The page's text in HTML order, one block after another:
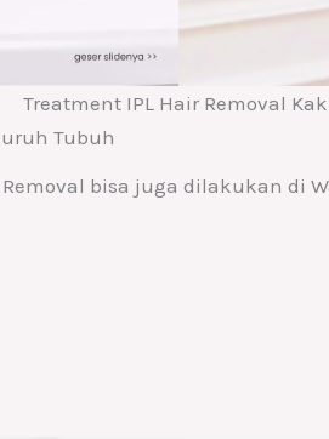
Treatment IPL Hair Removal
Tubuh
bisa juga dilakukan di